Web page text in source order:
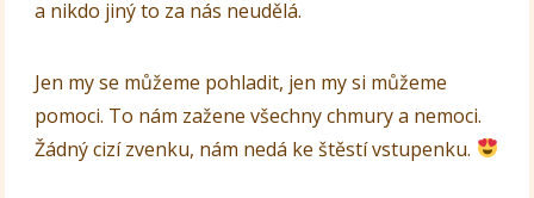
a nikdo jiný to za nás neudělá.
Jen my se můžeme pohladit, jen my si můžeme
pomoci. To nám zažene všechny chmury a nemoci.
Žádný cizí zvenku, nám nedá ke štěstí vstupenku.